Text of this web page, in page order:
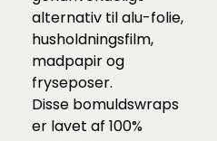
alternativ til alu-folie,
husholdningsfilm,
madpapir og
fryseposer.
Disse bomuldswraps
er lavet af 100%